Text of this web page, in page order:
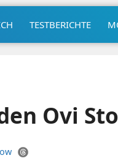
TESTBERICHTE
Ovi